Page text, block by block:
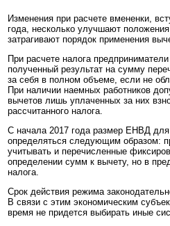
Изменения при расчете вмененки,
года, несколько улучшают
затрагивают порядок применения
При расчете налога
полученный результат на сумму
за себя в полном объеме, если не
При наличии наемных работников
вычетов лишь уплаченных за них
рассчитанного налога.
С начала 2017 года размер ЕНВД
определяться следующим образом:
учитывать и перечисленные
определении сумм к вычету, но в
налога.
Срок действия режима
В связи с этим экономическим
время не придется выбирать иные